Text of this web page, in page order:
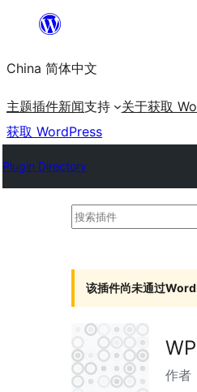
内
容
China 简体中文
主题插件新闻支持 关于获取
获取 WordPress
Plugin Directory
搜
该插件尚未通过
作者